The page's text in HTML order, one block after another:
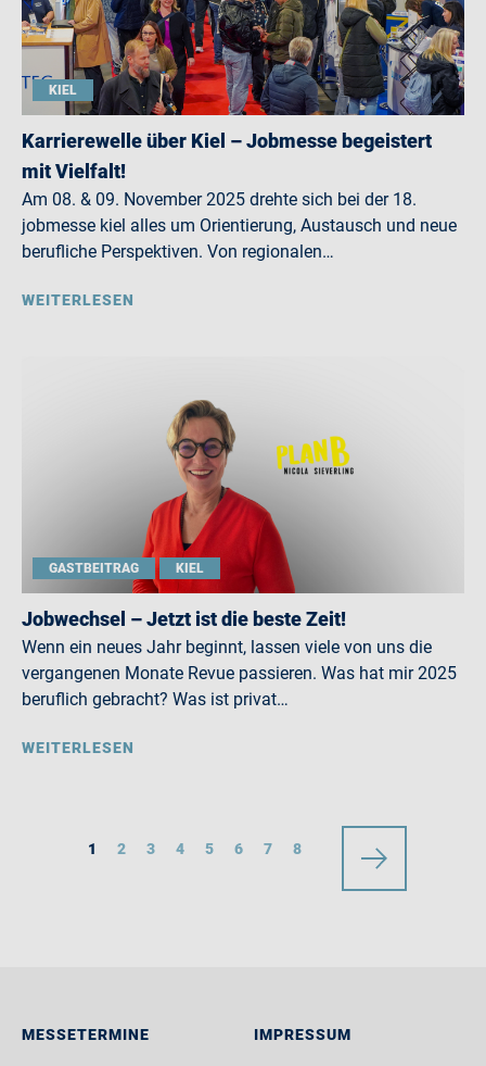
KIEL
Karrierewelle über Kiel – Jobmesse begeistert
mit Vielfalt!
Am 08. & 09. November 2025 drehte sich bei der 18.
jobmesse kiel alles um Orientierung, Austausch und neue
berufliche Perspektiven. Von regionalen…
WEITERLESEN
GASTBEITRAG KIEL
Jobwechsel – Jetzt ist die beste Zeit!
Wenn ein neues Jahr beginnt, lassen viele von uns die
vergangenen Monate Revue passieren. Was hat mir 2025
beruflich gebracht? Was ist privat…
WEITERLESEN
1 2 3 4 5 6 7 8
MESSETERMINE IMPRESSUM